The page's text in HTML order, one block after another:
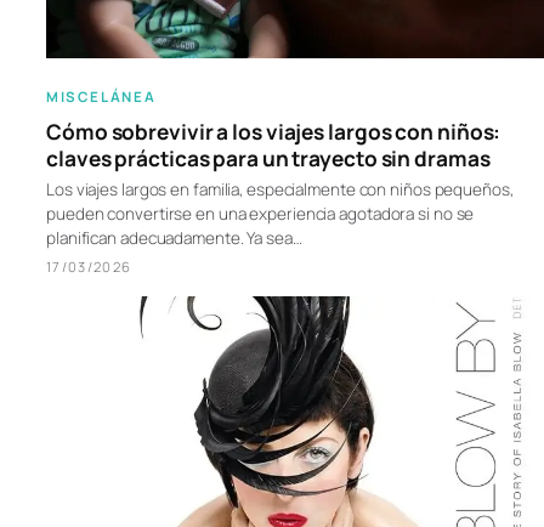
MISCELÁNEA
Cómo sobrevivir a los viajes largos con niños:
claves prácticas para un trayecto sin dramas
Los viajes largos en familia, especialmente con niños pequeños,
pueden convertirse en una experiencia agotadora si no se
planifican adecuadamente. Ya sea…
17/03/2026